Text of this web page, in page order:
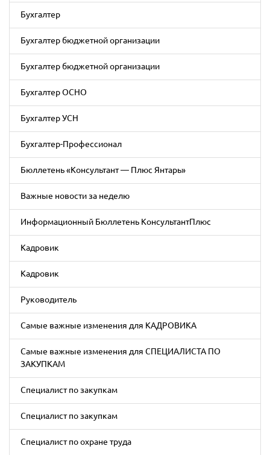
Бухгалтер
Бухгалтер бюджетной организации
Бухгалтер бюджетной организации
Бухгалтер ОСНО
Бухгалтер УСН
Бухгалтер-Профессионал
Бюллетень «Консультант — Плюс Янтарь»
Важные новости за неделю
Информационный Бюллетень КонсультантПлюс
Кадровик
Кадровик
Руководитель
Самые важные изменения для КАДРОВИКА
Самые важные изменения для СПЕЦИАЛИСТА ПО
ЗАКУПКАМ
Специалист по закупкам
Специалист по закупкам
Специалист по охране труда